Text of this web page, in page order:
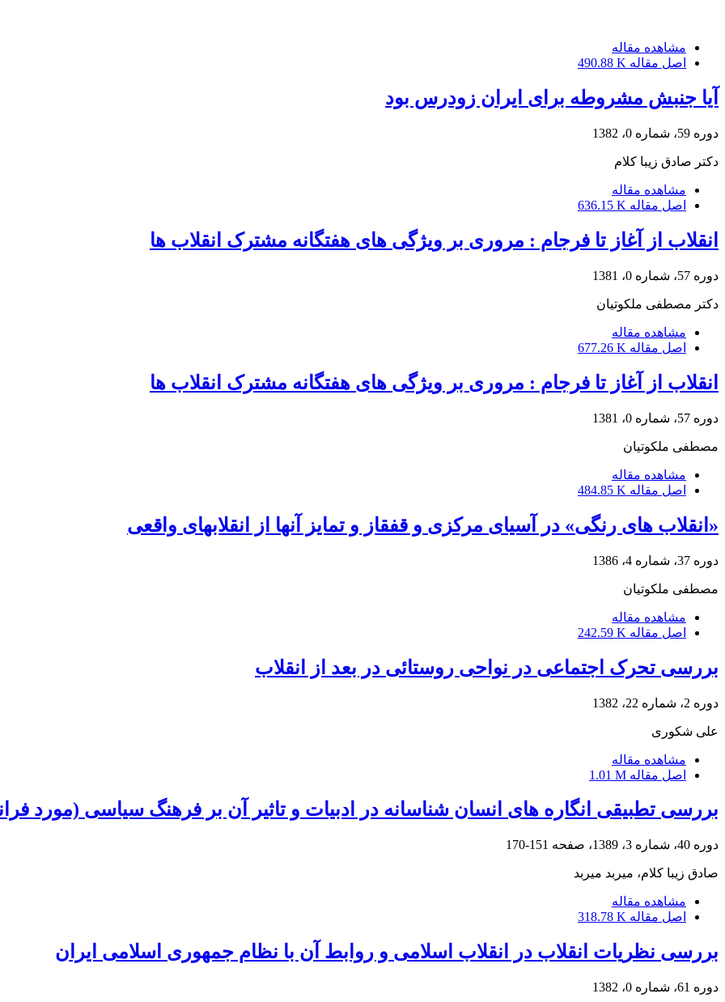
مشاهده مقاله
اصل مقاله 490.88 K
آیا جنبش مشروطه برای ایران زودرس بود
دوره 59، شماره 0، 1382
دکتر صادق زیبا کلام
مشاهده مقاله
اصل مقاله 636.15 K
انقلاب از آغاز تا فرجام : مروری بر ویژگی های هفتگانه مشترک انقلاب ها
دوره 57، شماره 0، 1381
دکتر مصطفی ملکوتیان
مشاهده مقاله
اصل مقاله 677.26 K
انقلاب از آغاز تا فرجام : مروری بر ویژگی های هفتگانه مشترک انقلاب ها
دوره 57، شماره 0، 1381
مصطفی ملکوتیان
مشاهده مقاله
اصل مقاله 484.85 K
«انقلاب های رنگی» در آسیای مرکزی و قفقاز و تمایز آنها از انقلابهای واقعی
دوره 37، شماره 4، 1386
مصطفی ملکوتیان
مشاهده مقاله
اصل مقاله 242.59 K
بررسی تحرک اجتماعی در نواحی روستائی در بعد از انقلاب
دوره 2، شماره 22، 1382
علی شکوری
مشاهده مقاله
اصل مقاله 1.01 M
بررسی تطبیقی انگاره های انسان شناسانه در ادبیات و تاثیر آن بر فرهنگ سیاسی (مورد
دوره 40، شماره 3، 1389، صفحه 151-170
صادق زیبا کلام، میربد میربد
مشاهده مقاله
اصل مقاله 318.78 K
بررسی نظریات انقلاب در انقلاب اسلامی و روابط آن با نظام جمهوری اسلامی ایران
دوره 61، شماره 0، 1382